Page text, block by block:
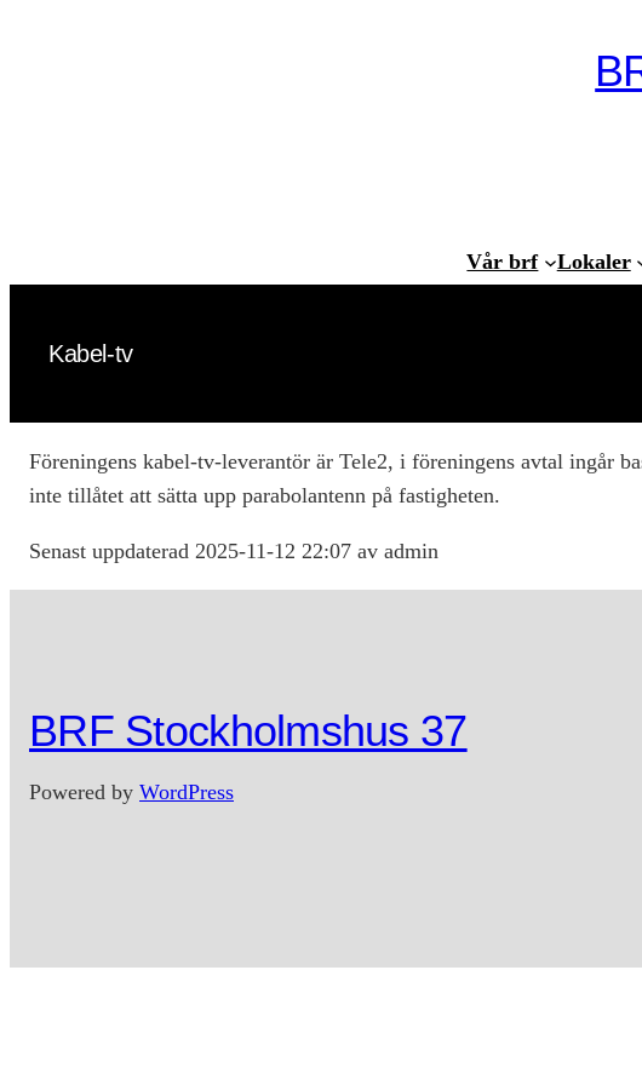
Vår brf Lokaler
Kabel-tv
Föreningens kabel-tv-leverantör är Tele2, i föreningens avtal ingår
inte tillåtet att sätta upp parabolantenn på fastigheten.
Senast uppdaterad 2025-11-12 22:07 av admin
BRF Stockholmshus 37
Powered by WordPress